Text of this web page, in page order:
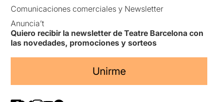
Comunicaciones comerciales y Newsletter
Anuncia’t
Quiero recibir la newsletter de Teatre Barcelona con
las novedades, promociones y sorteos
Unirme